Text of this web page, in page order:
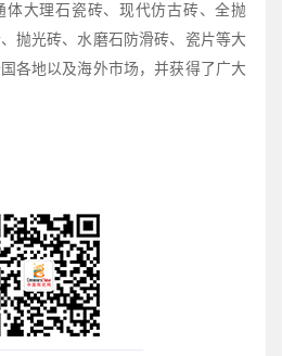
大理石瓷砖、现代仿古砖、全抛
抛光砖、水磨石防滑砖、瓷片等大
各地以及海外市场，并获得了广大